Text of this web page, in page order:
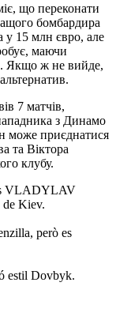
що переконати
бомбардира
у 15 млн євро, але
маючи
Якщо ж не вийде,
7 матчів,
з Динамо
може приєднатися
та Віктора
клубу.
VLADYLAV
Kiev.
però es
estil Dovbyk.